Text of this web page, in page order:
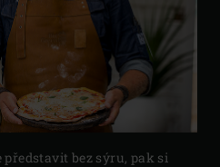
bez sýru, pak si